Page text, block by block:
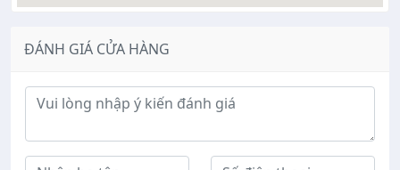
ĐÁNH GIÁ CỬA HÀNG
Ý kiến đánh giá